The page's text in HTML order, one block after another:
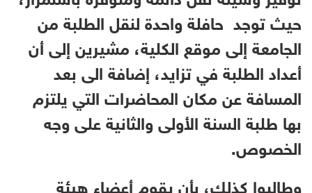
حيث توجد حافلة واحدة لنقل الطلبة من
الجامعة إلى موقع الكلية، مشيرين إلى أن
أعداد الطلبة في تزايد، إضافة الى بعد
المسافة عن مكان المحاضرات التي يلتزم
بها طلبة السنة الأولى والثانية على وجه
الخصوص.
وطالبوا كذلك، بأن يقوم أعضاء هيئة